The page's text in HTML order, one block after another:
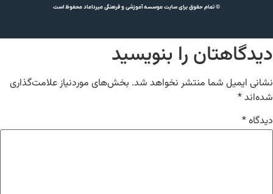
© تمام حقوق برای سایت موسسه آموزشی و فرهنگی میرداماد محفوظ است
دیدگاهتان را بنویسید
نشانی ایمیل شما منتشر نخواهد شد. بخش‌های موردنیاز علامت‌گذاری
شده‌اند*
دیدگاه*